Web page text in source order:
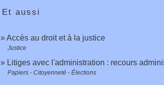
Et aussi
Accès au droit et à la justice
Justice
Litiges avec l'administration : recours
Papiers - Citoyenneté - Élections